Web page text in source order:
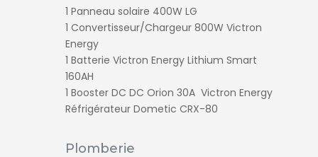
1 Panneau solaire 400W LG
1 Convertisseur/Chargeur 800W Victron
Energy
1 Batterie Victron Energy Lithium Smart
160AH
1 Booster DC DC Orion 30A Victron Energy
Réfrigérateur Dometic CRX-80
Plomberie